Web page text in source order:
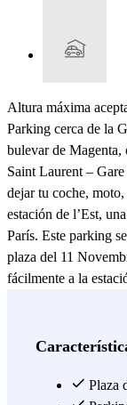
Altura máxima
Parking cerca de la
bulevar de Magenta,
Saint Laurent –
dejar tu coche,
estación de l’Est,
París. Este parking
plaza del 11
fácilmente a la
restaurantes.
del bulevar
Plaza